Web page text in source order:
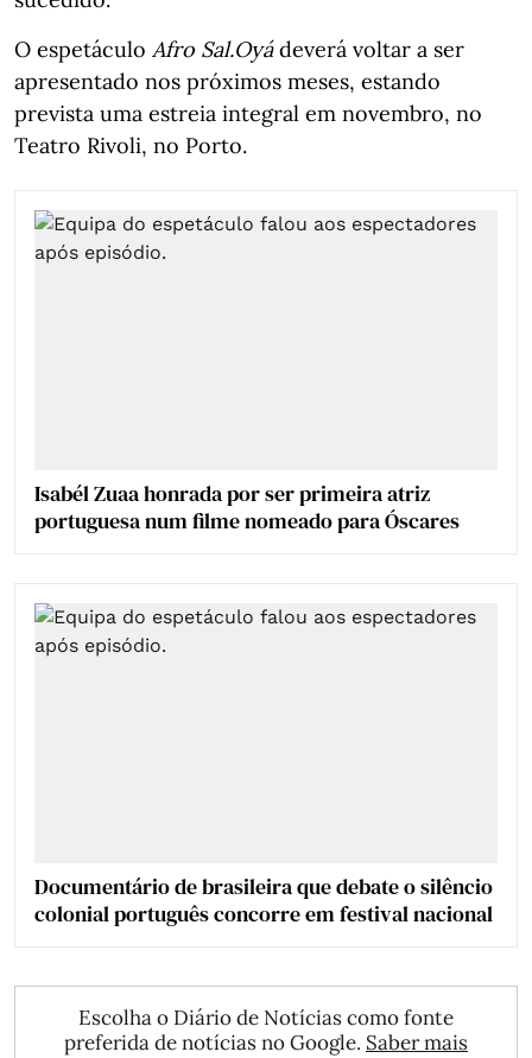
O espetáculo Afro Sal.Oyádeverá voltar a ser
apresentado nos próximos meses, estando
prevista uma estreia integral em novembro, no
Teatro Rivoli, no Porto.
Isabél Zuaa honrada por ser primeira atriz
portuguesa num filme nomeado para Óscares
Documentário de brasileira que debate o silêncio
colonial português concorre em festival nacional
Escolha o Diário de Notícias como fonte
preferida de notícias no Google. Saber mais